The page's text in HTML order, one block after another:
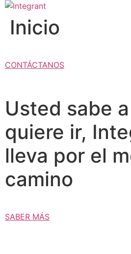
contenido
Inicio
CONTÁCTANOS
Usted sabe
quiere ir,
lleva por el
camino
SABER MÁS